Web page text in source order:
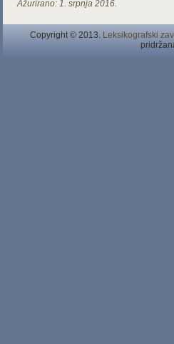
Ažurirano: 1. srpnja 2016.
Copyright © 2013. Leksikografski